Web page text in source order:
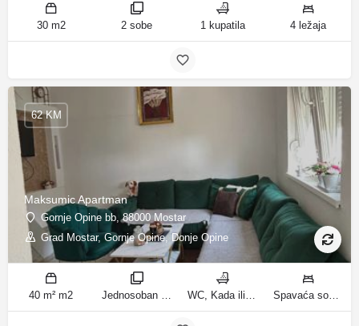
30 m2 2 sobe 1 kupatila 4 ležaja
Maksumic Apartman
Gornje Opine bb, 88000 Mostar
Grad Mostar, Gornje Opine, Donje Opine
62 KM
40 m² m2